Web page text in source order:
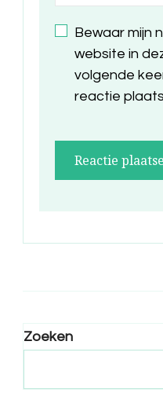
Bewaar mijn
website in
volgende
reactie
Zoeken